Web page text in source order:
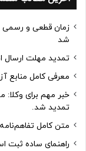
شد
تمدید مهلت ارسال
معرفی کامل منابع آزمون وکالت 1405
تمدید شد.
متن کامل
راهنمای ساده ثبت